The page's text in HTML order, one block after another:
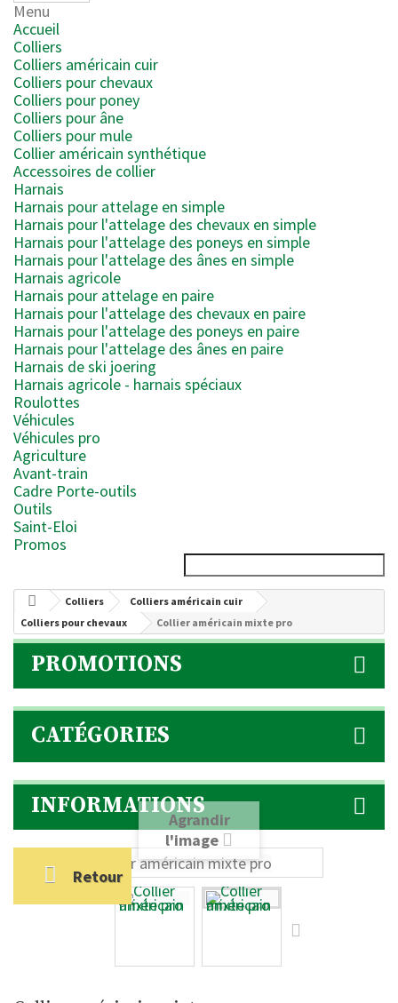
Menu
Accueil
Colliers
Colliers américain cuir
Colliers pour chevaux
Colliers pour poney
Colliers pour âne
Colliers pour mule
Collier américain synthétique
Accessoires de collier
Harnais
Harnais pour attelage en simple
Harnais pour l'attelage des chevaux en simple
Harnais pour l'attelage des poneys en simple
Harnais pour l'attelage des ânes en simple
Harnais agricole
Harnais pour attelage en paire
Harnais pour l'attelage des chevaux en paire
Harnais pour l'attelage des poneys en paire
Harnais pour l'attelage des ânes en paire
Harnais de ski joering
Harnais agricole - harnais spéciaux
Roulottes
Véhicules
Véhicules pro
Agriculture
Avant-train
Cadre Porte-outils
Outils
Saint-Eloi
Promos
Colliers
Colliers américain cuir
Colliers pour chevaux
Collier américain mixte pro
PROMOTIONS
CATÉGORIES
INFORMATIONS
Retour
Agrandir
l'image